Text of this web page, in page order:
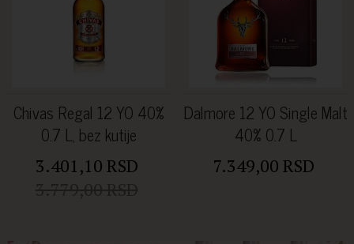
Chivas Regal 12 YO 40%
0.7 L, bez kutije
3.401,10 RSD
Dalmore 12 YO Single Malt
40% 0.7 L
7.349,00 RSD